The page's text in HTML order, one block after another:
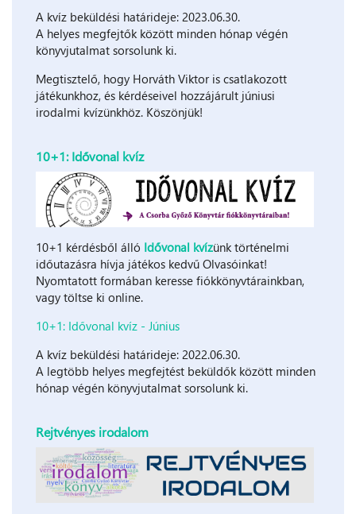
A kvíz beküldési határideje: 2023.06.30.
A helyes megfejtők között minden hónap végén
könyvjutalmat sorsolunk ki.
Megtisztelő, hogy Horváth Viktor is csatlakozott
játékunkhoz, és kérdéseivel hozzájárult júniusi
irodalmi kvízünkhöz. Köszönjük!
10+1: Idővonal kvíz
10+1 kérdésből álló Idővonal kvízünk történelmi
időutazásra hívja játékos kedvű Olvasóinkat!
Nyomtatott formában keresse fiókkönyvtárainkban,
vagy töltse ki online.
10+1: Idővonal kvíz - Június
A kvíz beküldési határideje: 2022.06.30.
A legtöbb helyes megfejtést beküldők között minden
hónap végén könyvjutalmat sorsolunk ki.
Rejtvényes irodalom